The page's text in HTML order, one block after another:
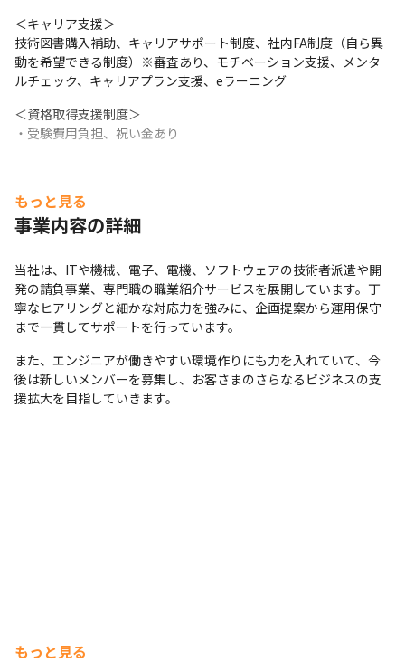
＜キャリア支援＞
技術図書購入補助、キャリアサポート制度、社内FA制度（自ら異
動を希望できる制度）※審査あり、モチベーション支援、メンタ
ルチェック、キャリアプラン支援、eラーニング
＜資格取得支援制度＞
・受験費用負担、祝い金あり
もっと見る
事業内容の詳細
当社は、ITや機械、電子、電機、ソフトウェアの技術者派遣や開
発の請負事業、専門職の職業紹介サービスを展開しています。丁
寧なヒアリングと細かな対応力を強みに、企画提案から運用保守
まで一貫してサポートを行っています。
また、エンジニアが働きやすい環境作りにも力を入れていて、今
後は新しいメンバーを募集し、お客さまのさらなるビジネスの支
援拡大を目指していきます。
もっと見る